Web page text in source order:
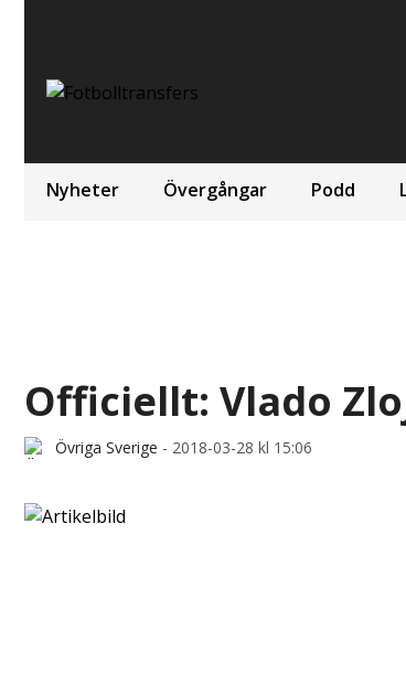
Nyheter Övergångar Podd
Officiellt: Vlado
Övriga Sverige - 2018-03-28 kl 15:06